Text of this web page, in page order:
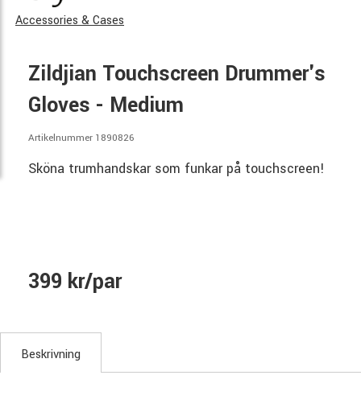
Accessories & Cases
Zildjian Touchscreen Drummer's
Gloves - Medium
Artikelnummer 1890826
Sköna trumhandskar som funkar på touchscreen!
399 kr/par
Beskrivning